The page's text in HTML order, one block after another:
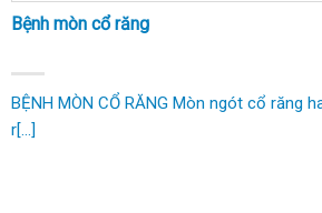
Bệnh mòn cổ răng
BỆNH MÒN CỔ RĂNG Mòn ngót cổ răng
r[...]